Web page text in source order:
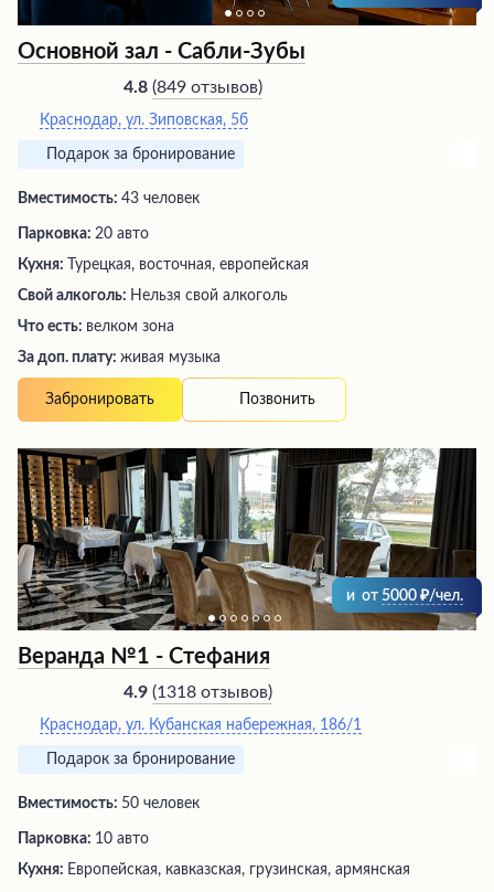
Основной зал - Сабли-Зубы
4.8 (849 отзывов)
Краснодар, ул. Зиповская, 5б
Подарок за бронирование
Вместимость: 43 человек
Парковка: 20 авто
Кухня:
Турецкая, восточная, европейская
Свой алкоголь: Нельзя свой алкоголь
Что есть: велком зона
За доп. плату: живая музыка
Забронировать Позвонить
и от 5000 /чел.
Веранда №1 - Стефания
4.9 (1318 отзывов)
Краснодар, ул. Кубанская набережная, 186/1
Подарок за бронирование
Вместимость: 50 человек
Парковка: 10 авто
Кухня: Европейская, кавказская, грузинская, армянская